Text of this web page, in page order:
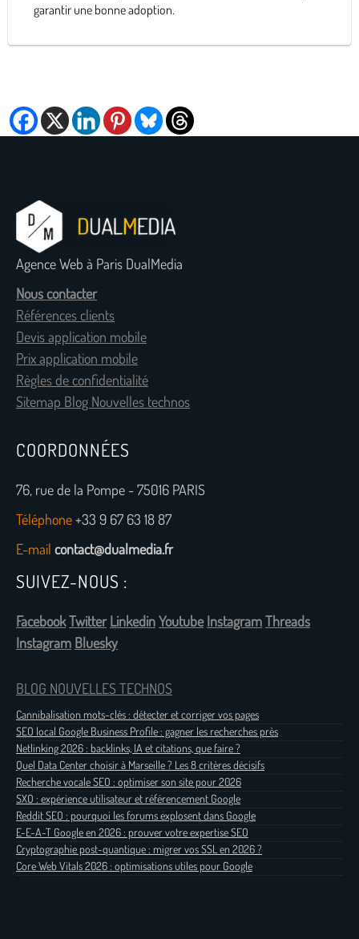
garantir une bonne adoption.
Agence Web à Paris DualMedia
Nous contacter
Références clients
Devis application mobile
Prix application mobile
Règles de confidentialité
Sitemap Blog Nouvelles technos
COORDONNÉES
76, rue de la Pompe - 75016 PARIS
Téléphone+33 9 67 63 18 87
E-mail contact@dualmedia.fr
SUIVEZ-NOUS :
FacebookTwitter LinkedinYoutube InstagramThreads
Instagram Bluesky
BLOG NOUVELLES TECHNOS
Cannibalisation mots-clés : détecter et corriger vos pages
SEO local Google Business Profile : gagner les recherches près
Netlinking 2026 : backlinks, IA et citations, que faire ?
Quel Data Center choisir à Marseille ? Les 8 critères décisifs
Recherche vocale SEO : optimiser son site pour 2026
SXO : expérience utilisateur et référencement Google
Reddit SEO : pourquoi les forums explosent dans Google
E-E-A-T Google en 2026 : prouver votre expertise SEO
Cryptographie post-quantique : migrer vos SSL en 2026 ?
Core Web Vitals 2026 : optimisations utiles pour Google